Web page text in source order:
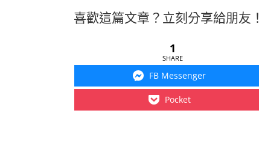
喜歡這篇文章？立刻分享給朋友！
1
SHARE
FB Messenger
Pocket